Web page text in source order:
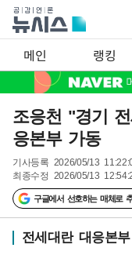
메인 랭킹
조응천 "경기
응본부 가동
기사등록 2026/05/13
최종수정 2026/05/13
구글에서 선호하는 매체로
전세대란 대응본